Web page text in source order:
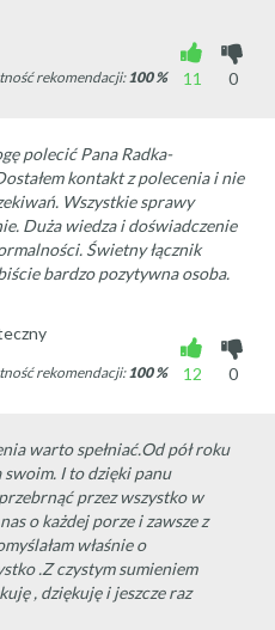
11
0
rekomendacji: 100 %
polecić Pana Radka-
kontakt z polecenia i nie
Wszystkie sprawy
Duża wiedza i doświadczenie
Świetny łącznik
bardzo pozytywna osoba.
12
0
rekomendacji: 100 %
warto spełniać.Od pół roku
swoim. I to dzięki panu
przez wszystko w
o każdej porze i zawsze z
właśnie o
.Z czystym sumieniem
, dziękuję i jeszcze raz